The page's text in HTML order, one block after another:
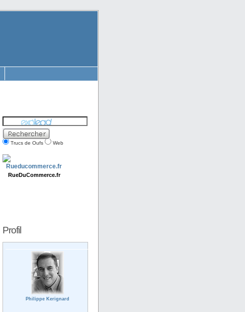
Trucs de Oufs Web
RueDuCommerce.fr
Profil
Philippe Kerignard